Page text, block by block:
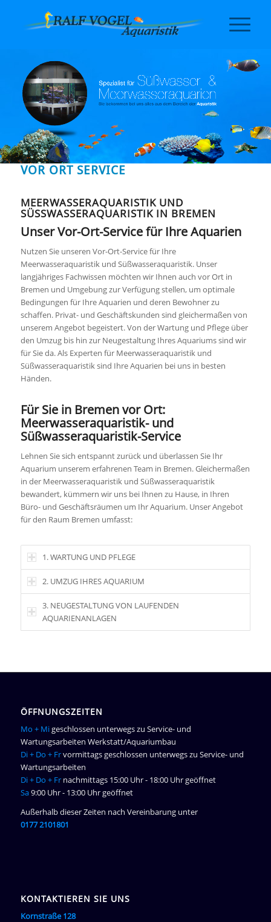
VOR ORT SERVICE
MEERWASSERAQUARISTIK UND
SÜSSWASSERAQUARISTIK IN BREMEN
Unser Vor-Ort-Service für Ihre Aquarien
Nutzen Sie unseren Vor-Ort-Service für Ihre
Meerwasseraquaristik und Süßwasseraquaristik. Unser
langjähriges Fachwissen möchten wir Ihnen auch vor Ort in
Bremen und Umgebung zur Verfügung stellen, um optimale
Bedingungen für Ihre Aquarien und deren Bewohner zu
schaffen. Privat- und Geschäftskunden sind gleichermaßen von
unserem Angebot begeistert. Von der Wartung und Pflege über
den Umzug bis hin zur Neugestaltung Ihres Aquariums sind wir
für Sie da. Als Experten für Meerwasseraquaristik und
Süßwasseraquaristik sind Ihre Aquarien bei uns in besten
Händen.
Für Sie in Bremen vor Ort:
Meerwasseraquaristik- und
Süßwasseraquaristik-Service
Lehnen Sie sich entspannt zurück und überlassen Sie Ihr
Aquarium unserem erfahrenen Team in Bremen. Gleichermaßen
in der Meerwasseraquaristik und Süßwasseraquaristik
bewandert, kümmern wir uns bei Ihnen zu Hause, in Ihren
Büro- und Geschäftsräumen um Ihr Aquarium. Unser Angebot
für den Raum Bremen umfasst:
1. WARTUNG UND PFLEGE
2. UMZUG IHRES AQUARIUM
3. NEUGESTALTUNG VON LAUFENDEN
AQUARIENANLAGEN
ÖFFNUNGSZEITEN
Mo + Migeschlossen unterwegs zu Service- und
Wartungsarbeiten Werkstatt/Aquariumbau
Di + Do + Frvormittags geschlossen unterwegs zu Service- und
Wartungsarbeiten
Di + Do + Frnachmittags 15:00 Uhr - 18:00 Uhr geöffnet
Sa9:00 Uhr - 13:00 Uhr geöffnet
Außerhalb dieser Zeiten nach Vereinbarung unter
0177 2101801
KONTAKTIEREN SIE UNS
Kornstraße 128